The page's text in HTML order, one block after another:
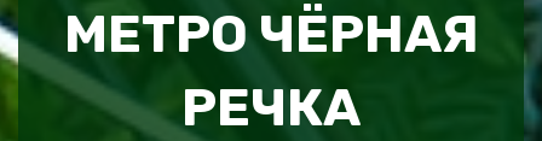
МЕТРО ЧЁРНАЯ
РЕЧКА